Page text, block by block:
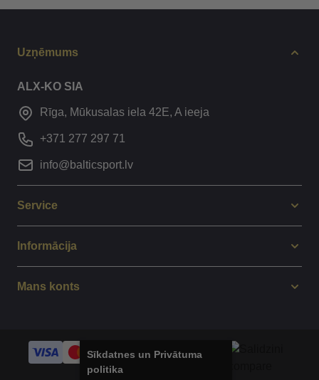
Uzņēmums
ALX-KO SIA
Rīga, Mūkusalas iela 42E, A ieeja
+371 277 297 71
info@balticsport.lv
Service
Informācija
Mans konts
Sīkdatnes un Privātuma
politika